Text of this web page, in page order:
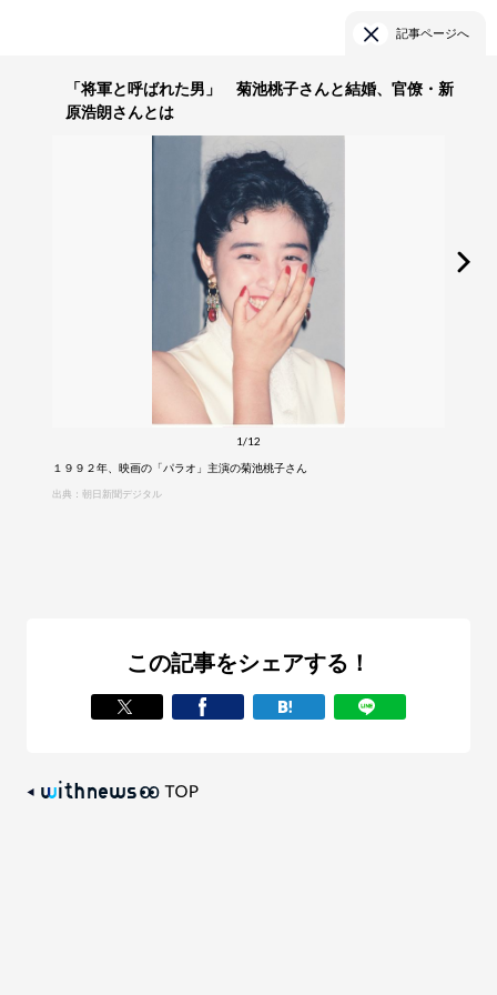
記事ページへ
「将軍と呼ばれた男」 菊池桃子さんと結婚、官僚・新
原浩朗さんとは
1/12
１９９２年、映画の「パラオ」主演の菊池桃子さん
出典：朝日新聞デジタル
この記事をシェアする！